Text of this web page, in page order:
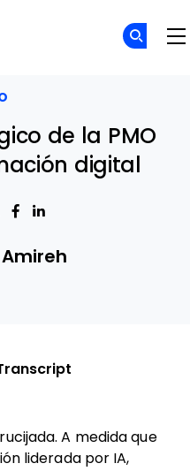
de la PMO
digital
through Email
this page
on Pinterest
Share on Twitter
Share on
Amireh
A medida que
liderada por IA,